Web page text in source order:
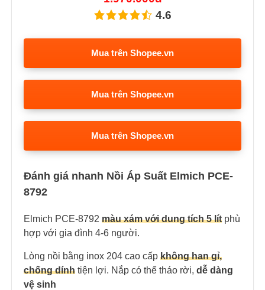
4.6
Mua trên Shopee.vn
Mua trên Shopee.vn
Mua trên Shopee.vn
Đánh giá nhanh Nồi Áp Suất Elmich PCE-
8792
Elmich PCE-8792 màu xám với dung tích 5 lít phù
hợp với gia đình 4-6 người.
Lòng nồi bằng inox 204 cao cấp không han gỉ,
chống dính tiện lợi. Nắp có thể tháo rời, dễ dàng
vệ sinh